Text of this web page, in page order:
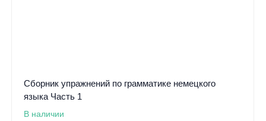
Сборник упражнений по грамматике немецкого
языка Часть 1
В наличии